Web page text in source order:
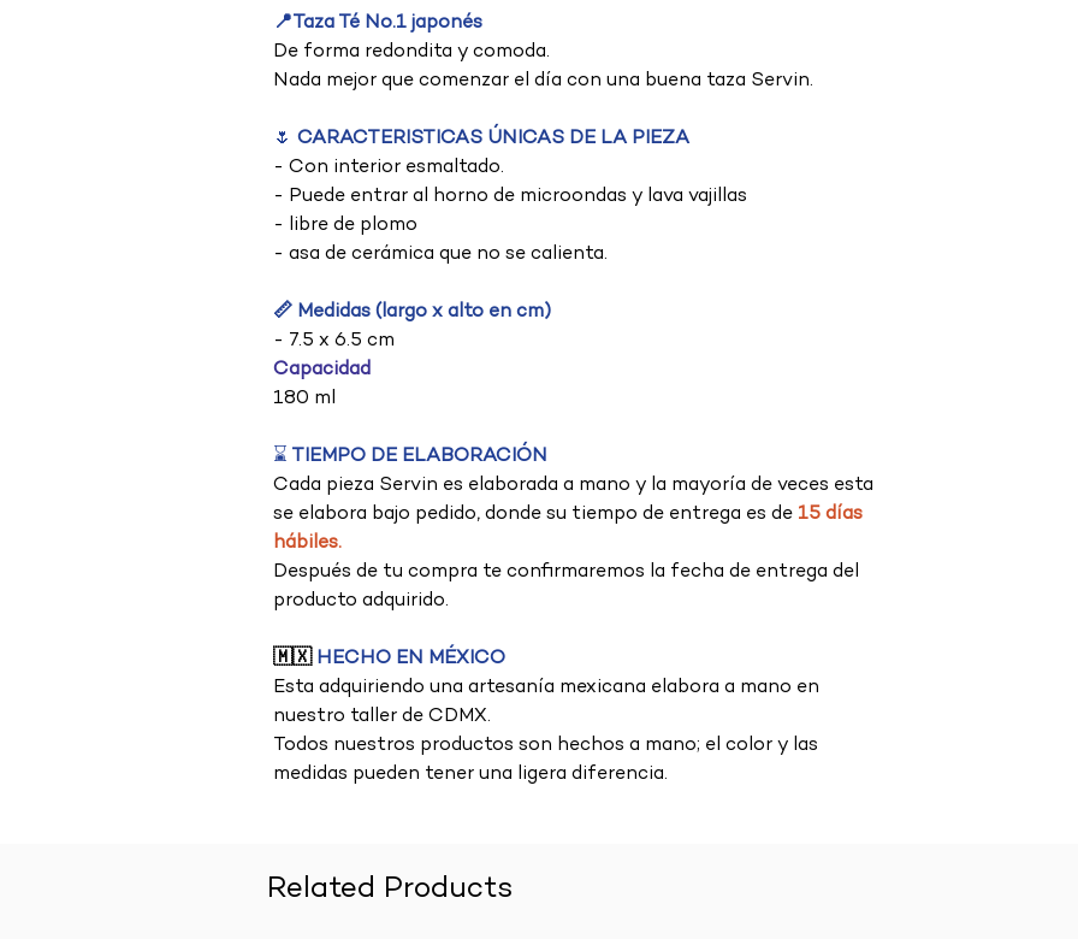
📍Taza Té No.1 japonés
De forma redondita y comoda.
Nada mejor que comenzar el día con una buena taza Servin.
🌷 CARACTERISTICAS ÚNICAS DE LA PIEZA
- Con interior esmaltado.
- Puede entrar al horno de microondas y lava vajillas
- libre de plomo
- asa de cerámica que no se calienta.
📏 Medidas (largo x alto en cm)
- 7.5 x 6.5 cm
Capacidad
180 ml
⌛ TIEMPO DE ELABORACIÓN
Cada pieza Servin es elaborada a mano y la mayoría de veces esta
se elabora bajo pedido, donde su tiempo de entrega es de 15 días
hábiles.
Después de tu compra te confirmaremos la fecha de entrega del
producto adquirido.
🇲🇽HECHO EN MÉXICO
Esta adquiriendo una artesanía mexicana elabora a mano en
nuestro taller de CDMX.
Todos nuestros productos son hechos a mano; el color y las
medidas pueden tener una ligera diferencia.
Related Products